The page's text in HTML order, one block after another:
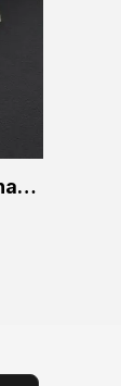
2’li Ankh Anahtarı - Nil’in Anahtarı Erkek Kadın Kolye Seti